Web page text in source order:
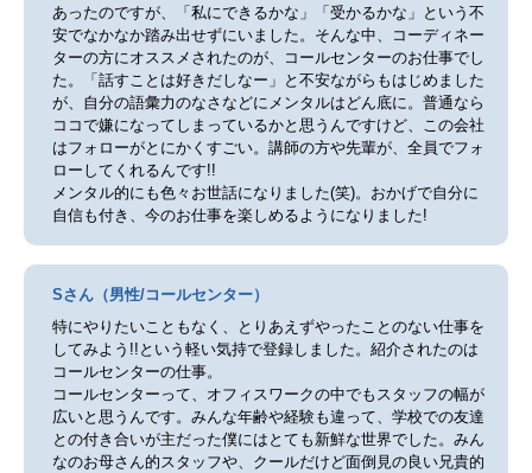
あったのですが、「私にできるかな」「受かるかな」という不
安でなかなか踏み出せずにいました。そんな中、コーディネー
ターの方にオススメされたのが、コールセンターのお仕事でし
た。「話すことは好きだしなー」と不安ながらもはじめました
が、自分の語彙力のなさなどにメンタルはどん底に。普通なら
ココで嫌になってしまっているかと思うんですけど、この会社
はフォローがとにかくすごい。講師の方や先輩が、全員でフォ
ローしてくれるんです!!
メンタル的にも色々お世話になりました(笑)。おかげで自分に
自信も付き、今のお仕事を楽しめるようになりました!
Sさん（男性/コールセンター）
特にやりたいこともなく、とりあえずやったことのない仕事を
してみよう!!という軽い気持で登録しました。紹介されたのは
コールセンターの仕事。
コールセンターって、オフィスワークの中でもスタッフの幅が
広いと思うんです。みんな年齢や経験も違って、学校での友達
との付き合いが主だった僕にはとても新鮮な世界でした。みん
なのお母さん的スタッフや、クールだけど面倒見の良い兄貴的